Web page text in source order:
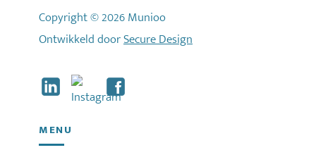
Copyright © 2026 Munioo
Ontwikkeld doorSecure Design
MENU